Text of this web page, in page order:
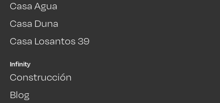
Casa Agua
Casa Duna
Casa Losantos 39
Infinity
Construcción
Blog